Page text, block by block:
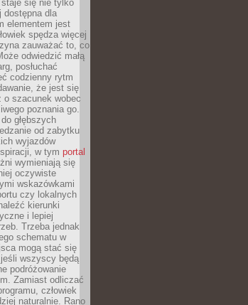
się nie tylko
dostępna dla
elementem jest
spędza więcej
zauważać to, co
odwiedzić małą
posłuchać
codzienny rytm
że jest się
o szacunek wobec
poznania go.
głębszych
od zabytku
wyjazdów
w tym portal
wymieniają się
oczywiste
wskazówkami
czy lokalnych
kierunki
i lepiej
Trzeba jednak
schematu w
mogą stać się
wszyscy będą
podróżowanie
Zamiast odliczać
człowiek
naturalnie. Rano